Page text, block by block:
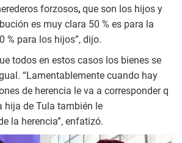
forzosos, que son los hijos y
es muy clara 50 % es para la
% para los hijos”, dijo.
todos en estos casos los bienes se
“Lamentablemente cuando hay
de herencia le va a corresponder q
hija de Tula también le
la herencia”, enfatizó.